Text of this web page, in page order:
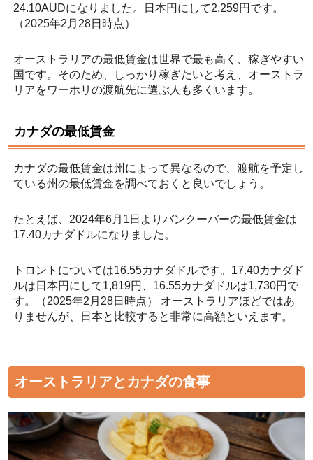
24.10AUDになりました。日本円にして2,259円です。
（2025年2月28日時点）
オーストラリアの最低賃金は世界で最も高く、稼ぎやすい
国です。そのため、しっかり稼ぎたいと考え、オーストラ
リアをワーホリの渡航先に選ぶ人も多くいます。
カナダの最低賃金
カナダの最低賃金は州によって異なるので、渡航を予定し
ている州の最低賃金を調べておくと良いでしょう。
たとえば、2024年6月1日よりバンクーバーの最低賃金は
17.40カナダドルになりました。
トロントについては16.55カナダドルです。17.40カナダド
ルは日本円にして1,819円、16.55カナダドルは1,730円で
す。（2025年2月28日時点） オーストラリアほどではあ
りませんが、日本と比較すると非常に高額といえます。
オーストラリアとカナダの食事